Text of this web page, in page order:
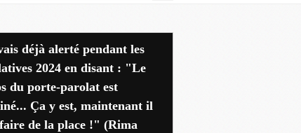
2024 en disant : "Le
du porte-parolat est
Ça y est, maintenant il
de la place !" (Rima